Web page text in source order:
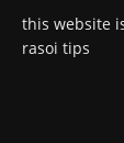
this website
rasoi tips